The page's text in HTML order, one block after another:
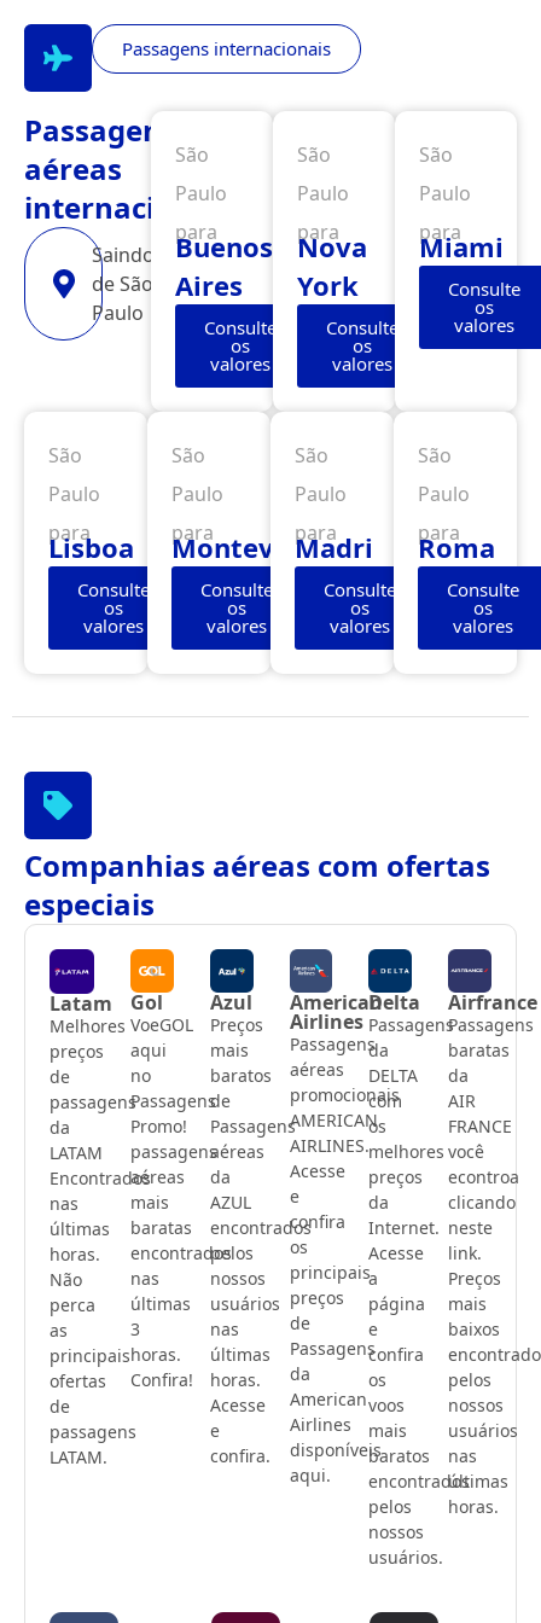
Passagens internacionais
Passagens
aéreas
internacionais
Saindo
de São
Paulo
São
Paulo
para
Buenos
Aires
Consulte
os
valores
São
Paulo
para
Nova
York
Consulte
os
valores
São
Paulo
para
Miami
Consulte
os
valores
São
Paulo
para
Lisboa
Consulte
os
valores
São
Paulo
para
Montevidéu
Consulte
os
valores
São
Paulo
para
Madri
Consulte
os
valores
São
Paulo
para
Roma
Consulte
os
valores
Companhias aéreas com ofertas
especiais
Latam
Melhores
preços
de
passagens
da
LATAM
Encontrados
nas
últimas
horas.
Não
perca
as
principais
ofertas
de
passagens
LATAM.
Gol
VoeGOL
aqui
no
Passagens
Promo!
passagens
aéreas
mais
baratas
encontrados
nas
últimas
3
horas.
Confira!
Azul
Preços
mais
baratos
de
Passagens
aéreas
da
AZUL
encontrados
pelos
nossos
usuários
nas
últimas
horas.
Acesse
e
confira.
American
Airlines
Passagens
aéreas
promocionais
AMERICAN
AIRLINES.
Acesse
e
confira
os
principais
preços
de
Passagens
da
American
Airlines
disponíveis
aqui.
Delta
Passagens
da
DELTA
com
os
melhores
preços
da
Internet.
Acesse
a
página
e
confira
os
voos
mais
baratos
encontrados
pelos
nossos
usuários.
Airfrance
Passagens
baratas
da
AIR
FRANCE
você
econtroa
clicando
neste
link.
Preços
mais
baixos
pelos
nossos
usuários
nas
últimas
horas.